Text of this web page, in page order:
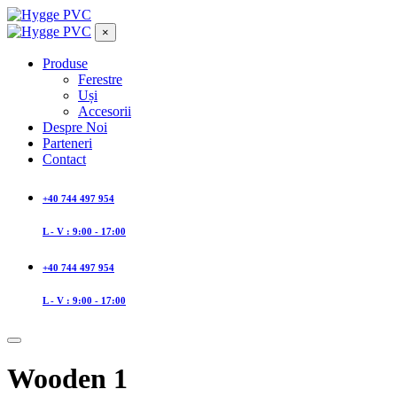
×
Produse
Ferestre
Uși
Accesorii
Despre Noi
Parteneri
Contact
+40 744 497 954
L - V : 9:00 - 17:00
+40 744 497 954
L - V : 9:00 - 17:00
Wooden 1